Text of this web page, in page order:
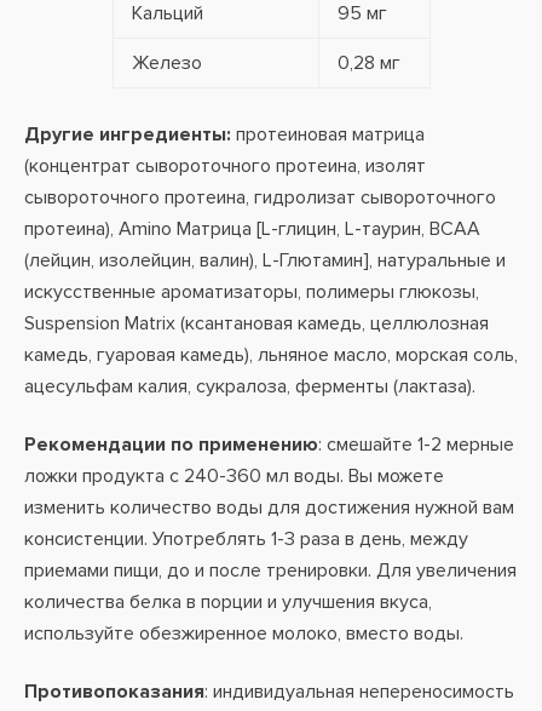
Кальций 95 мг
Железо 0,28 мг
Другие ингредиенты: протеиновая матрица
(концентрат сывороточного протеина, изолят
сывороточного протеина, гидролизат сывороточного
протеина), Amino Матрица [L-глицин, L-таурин, ВСАА
(лейцин, изолейцин, валин), L-Глютамин], натуральные и
искусственные ароматизаторы, полимеры глюкозы,
Suspension Matrix (ксантановая камедь, целлюлозная
камедь, гуаровая камедь), льняное масло, морская соль,
ацесульфам калия, сукралоза, ферменты (лактаза).
Рекомендации по применению: смешайте 1-2 мерные
ложки продукта с 240-360 мл воды. Вы можете
изменить количество воды для достижения нужной вам
консистенции. Употреблять 1-3 раза в день, между
приемами пищи, до и после тренировки. Для увеличения
количества белка в порции и улучшения вкуса,
используйте обезжиренное молоко, вместо воды.
Противопоказания: индивидуальная непереносимость